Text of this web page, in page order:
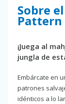
Sobre
Pattern
¡Juega al
jungla de
Embárcate en
patrones
idénticos a lo